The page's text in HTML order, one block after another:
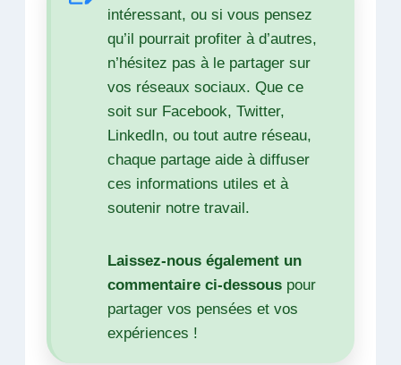
intéressant, ou si vous pensez
qu’il pourrait profiter à d’autres,
n’hésitez pas à le partager sur
vos réseaux sociaux. Que ce
soit sur Facebook, Twitter,
LinkedIn, ou tout autre réseau,
chaque partage aide à diffuser
ces informations utiles et à
soutenir notre travail.
Laissez-nous également un
commentaire ci-dessous pour
partager vos pensées et vos
expériences !